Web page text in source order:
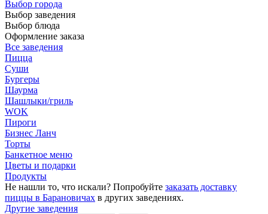
Выбор города
Выбор заведения
Выбор блюда
Оформление заказа
Все заведения
Пицца
Суши
Бургеры
Шаурма
Шашлыки/гриль
WOK
Пироги
Бизнес Ланч
Торты
Банкетное меню
Цветы и подарки
Продукты
Не нашли то, что искали? Попробуйте заказать доставку
пиццы в Барановичах в других заведениях.
Другие заведения